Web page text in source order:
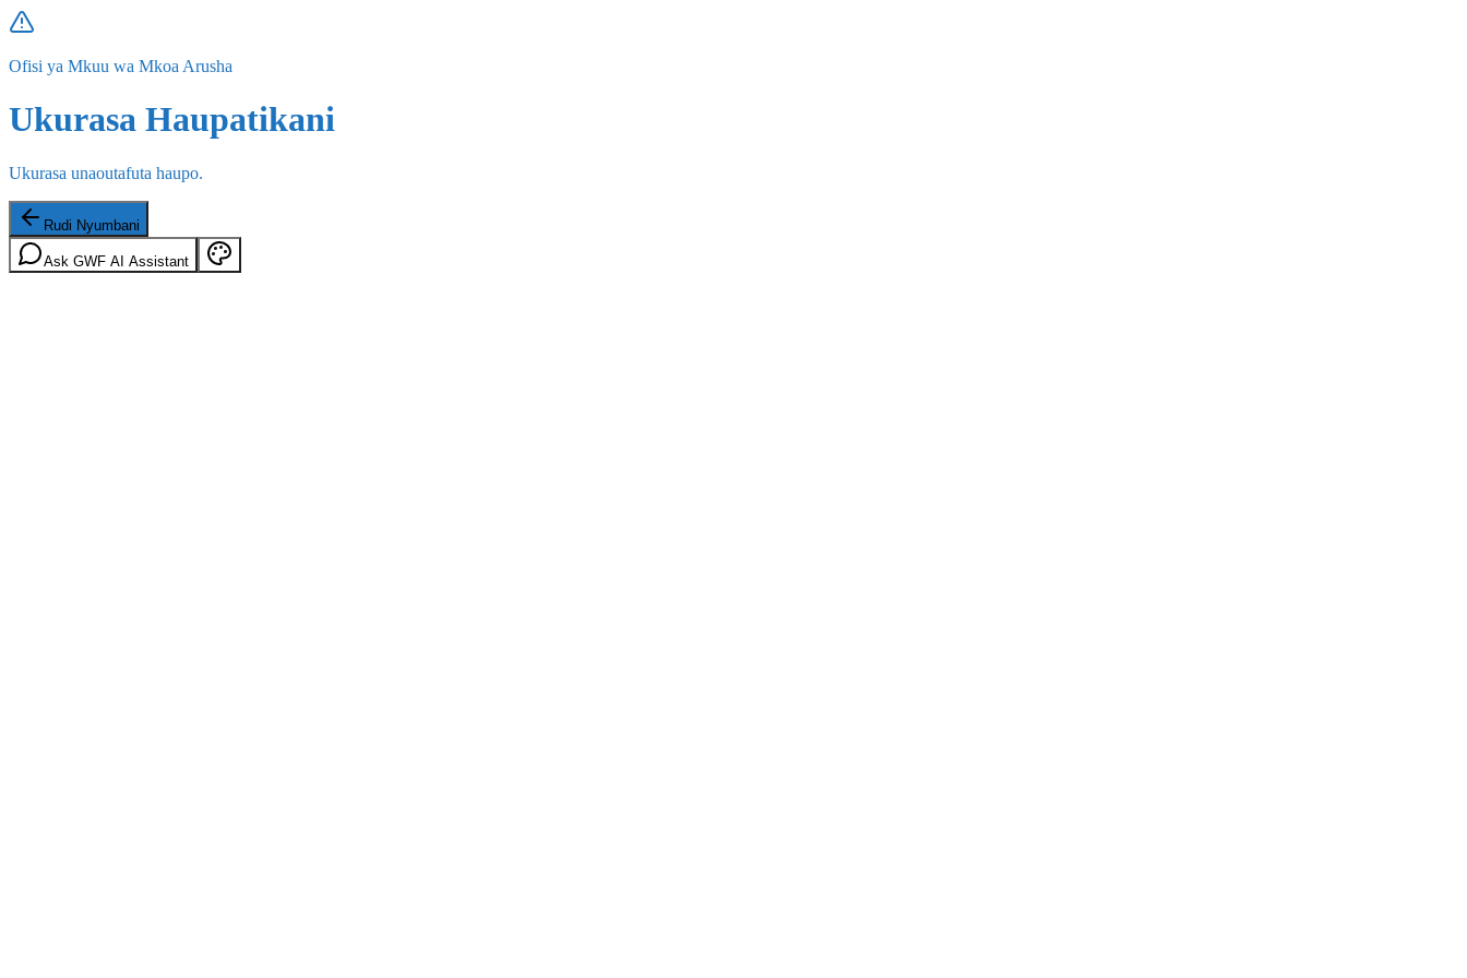
Ofisi ya Mkuu wa Mkoa Arusha
Ukurasa Haupatikani
Ukurasa unaoutafuta haupo.
Rudi Nyumbani
Ask GWF AI Assistant